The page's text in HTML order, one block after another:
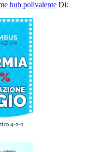
hub polivalente Di: